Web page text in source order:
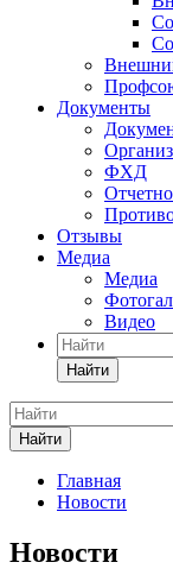
Документы
ФХД
Отзывы
Медиа
Медиа
Видео
Найти
Найти
Главная
Новости
Новости